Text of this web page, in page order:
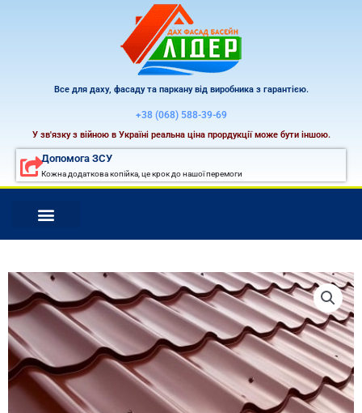
Все для даху, фасаду та паркану від виробника з гарантією.
+38 (068) 588-39-69
У зв'язку з війною в Україні реальна ціна прордукції може бути іншою.
Допомога ЗСУ
Кожна додаткова копійка, це крок до нашої перемоги